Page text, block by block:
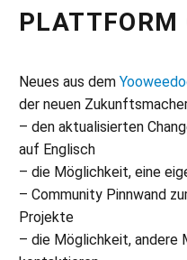
PLATTFORM
Neues aus dem
der neuen
– den aktualisierten
auf Englisch
– die Möglichkeit, eine
– Community Pinnwand
Projekte
– die Möglichkeit, andere